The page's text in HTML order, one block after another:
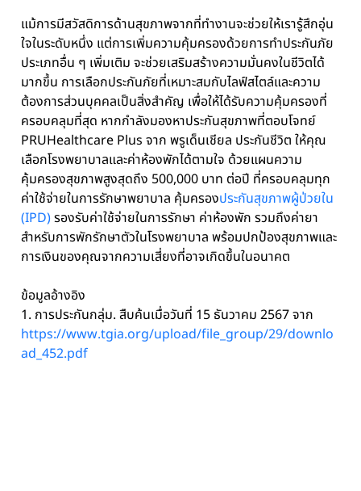
แม้การมีสวัสดิการด้านสุขภาพจากที่ทำงานจะช่วยให้เรารู้สึกอุ่น
ใจในระดับหนึ่ง แต่การเพิ่มความคุ้มครองด้วยการทำประกันภัย
ประเภทอื่น ๆ เพิ่มเติม จะช่วยเสริมสร้างความมั่นคงในชีวิตได้
มากขึ้น การเลือกประกันภัยที่เหมาะสมกับไลฟ์สไตล์และความ
ต้องการส่วนบุคคลเป็นสิ่งสำคัญ เพื่อให้ได้รับความคุ้มครองที่
ครอบคลุมที่สุด หากกำลังมองหาประกันสุขภาพที่ตอบโจทย์
PRUHealthcare Plus จาก พรูเด็นเชียล ประกันชีวิต ให้คุณ
เลือกโรงพยาบาลและค่าห้องพักได้ตามใจ ด้วยแผนความ
คุ้มครองสุขภาพสูงสุดถึง 500,000 บาท ต่อปี ที่ครอบคลุมทุก
ค่าใช้จ่ายในการรักษาพยาบาล คุ้มครองประกันสุขภาพผู้ป่วยใน
(IPD)รองรับค่าใช้จ่ายในการรักษา ค่าห้องพัก รวมถึงค่ายา
สำหรับการพักรักษาตัวในโรงพยาบาล พร้อมปกป้องสุขภาพและ
การเงินของคุณจากความเสี่ยงที่อาจเกิดขึ้นในอนาคต
ข้อมูลอ้างอิง
1. การประกันกลุ่ม. สืบค้นเมื่อวันที่ 15 ธันวาคม 2567 จาก
https://www.tgia.org/upload/file_group/29/downlo
ad_452.pdf